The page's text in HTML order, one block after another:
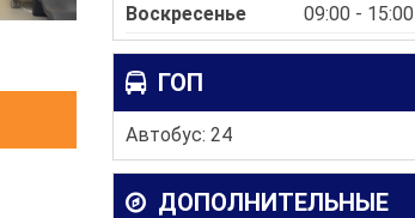
Воскресенье
09:00 - 15:00
ГОП
Автобус: 24
ДОПОЛНИТЕЛЬНЫЕ